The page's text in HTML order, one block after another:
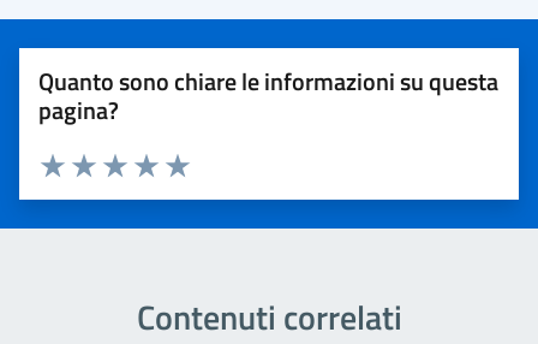
Quanto sono chiare le informazioni su questa
pagina?
Valuta 5 stelle su 5
Valuta 4 stelle su 5
Valuta 3 stelle su 5
Valuta 2 stelle su 5
Valuta 1 stelle su 5
Contenuti correlati